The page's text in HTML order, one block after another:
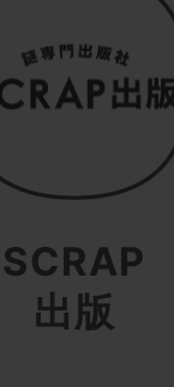
SCRAP
出版